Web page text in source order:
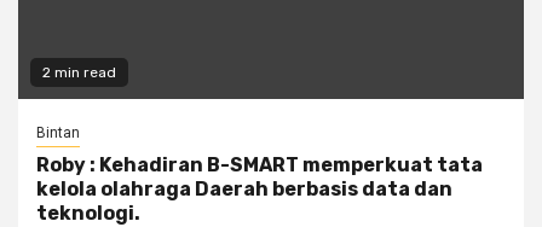
2 min read
Bintan
Roby : Kehadiran B-SMART memperkuat tata
kelola olahraga Daerah berbasis data dan
teknologi.